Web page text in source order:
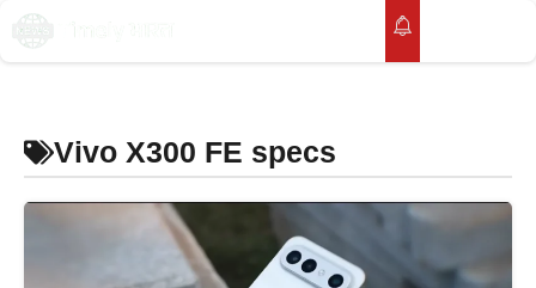
Skip
Vivo X300 FE specs